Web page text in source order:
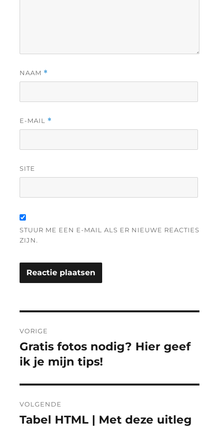
NAAM *
E-MAIL *
SITE
STUUR ME EEN E-MAIL ALS ER NIEUWE REACTIES
ZIJN.
navigatie
VORIGE
Vorig
bericht:
Gratis fotos nodig? Hier geef
ik je mijn tips!
VOLGENDE
Volgend
Tabel HTML | Met deze uitleg